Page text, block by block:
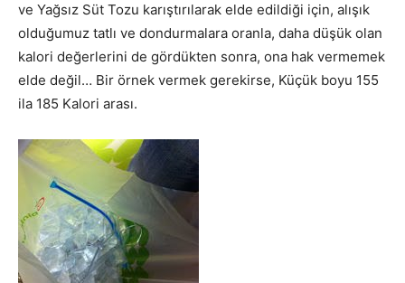
ve Yağsız Süt Tozu karıştırılarak elde edildiği için, alışık
olduğumuz tatlı ve dondurmalara oranla, daha düşük olan
kalori değerlerini de gördükten sonra, ona hak vermemek
elde değil… Bir örnek vermek gerekirse, Küçük boyu 155
ila 185 Kalori arası.